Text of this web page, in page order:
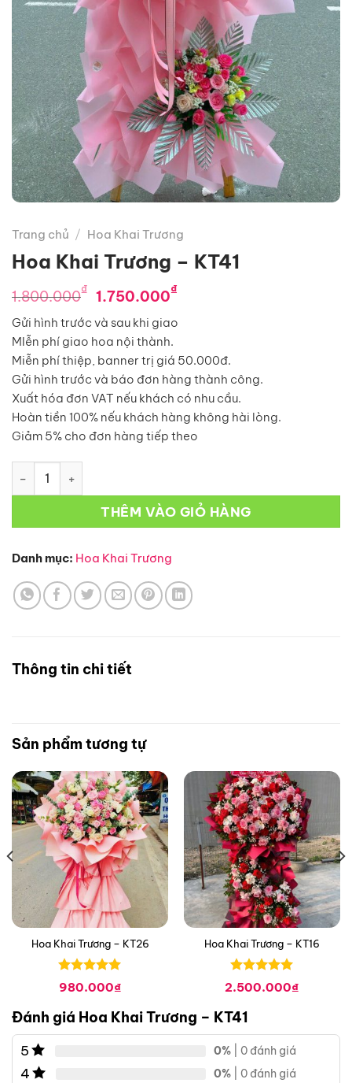
Trang chủ / Hoa Khai Trương
Hoa Khai Trương – KT41
1.800.000₫ Giá
gốc
là:
1.800.000₫.
1.750.000₫Giá
tại
là:
1.750.000₫.
Gửi hình trước và sau khi giao
MIễn phí giao hoa nội thành.
Miễn phí thiệp, banner trị giá 50.000đ.
Gửi hình trước và báo đơn hàng thành công.
Xuất hóa đơn VAT nếu khách có nhu cầu.
Hoàn tiền 100% nếu khách hàng không hài lòng.
Giảm 5% cho đơn hàng tiếp theo
Hoa Khai Trương – KT41 số lượng
THÊM VÀO GIỎ HÀNG
Danh mục: Hoa Khai Trương
Thông tin chi tiết
Sản phẩm tương tự
Hoa Khai Trương – KT26
Được xếp
hạng0 5
980.000₫
Hoa Khai Trương – KT16
Được xếp
hạng 05
2.500.000₫
Đánh giá Hoa Khai Trương – KT41
5 0% | 0 đánh giá
4 0% | 0 đánh giá